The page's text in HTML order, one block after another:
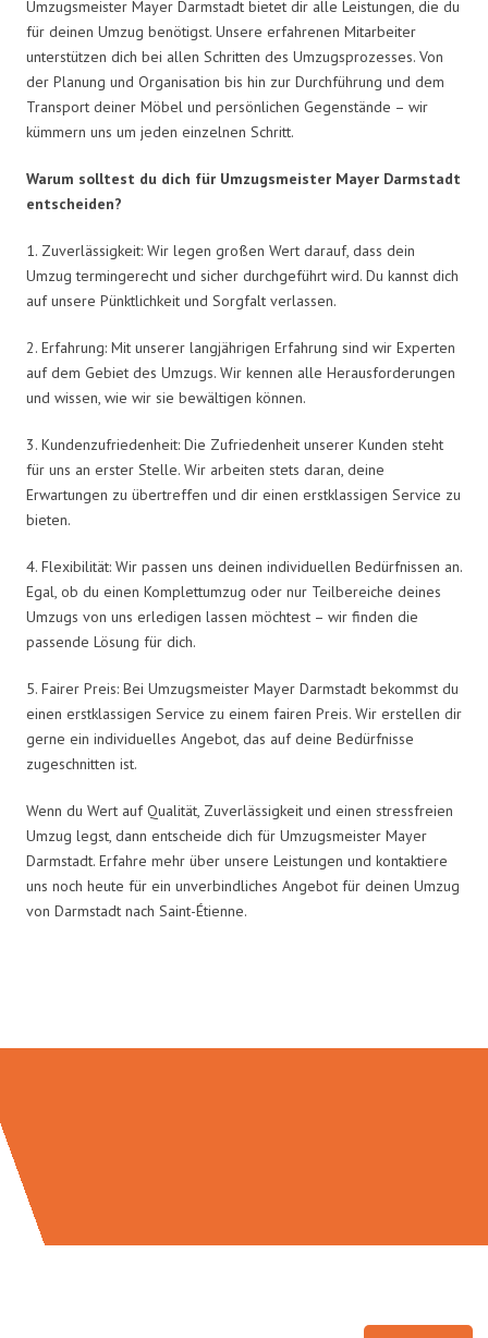
Umzugsmeister Mayer Darmstadt bietet dir alle Leistungen, die du
für deinen Umzug benötigst. Unsere erfahrenen Mitarbeiter
unterstützen dich bei allen Schritten des Umzugsprozesses. Von
der Planung und Organisation bis hin zur Durchführung und dem
Transport deiner Möbel und persönlichen Gegenstände – wir
kümmern uns um jeden einzelnen Schritt.
Warum solltest du dich für Umzugsmeister Mayer Darmstadt
entscheiden?
1. Zuverlässigkeit: Wir legen großen Wert darauf, dass dein
Umzug termingerecht und sicher durchgeführt wird. Du kannst dich
auf unsere Pünktlichkeit und Sorgfalt verlassen.
2. Erfahrung: Mit unserer langjährigen Erfahrung sind wir Experten
auf dem Gebiet des Umzugs. Wir kennen alle Herausforderungen
und wissen, wie wir sie bewältigen können.
3. Kundenzufriedenheit: Die Zufriedenheit unserer Kunden steht
für uns an erster Stelle. Wir arbeiten stets daran, deine
Erwartungen zu übertreffen und dir einen erstklassigen Service zu
bieten.
4. Flexibilität: Wir passen uns deinen individuellen Bedürfnissen an.
Egal, ob du einen Komplettumzug oder nur Teilbereiche deines
Umzugs von uns erledigen lassen möchtest – wir finden die
passende Lösung für dich.
5. Fairer Preis: Bei Umzugsmeister Mayer Darmstadt bekommst du
einen erstklassigen Service zu einem fairen Preis. Wir erstellen dir
gerne ein individuelles Angebot, das auf deine Bedürfnisse
zugeschnitten ist.
Wenn du Wert auf Qualität, Zuverlässigkeit und einen stressfreien
Umzug legst, dann entscheide dich für Umzugsmeister Mayer
Darmstadt. Erfahre mehr über unsere Leistungen und kontaktiere
uns noch heute für ein unverbindliches Angebot für deinen Umzug
von Darmstadt nach Saint-Étienne.